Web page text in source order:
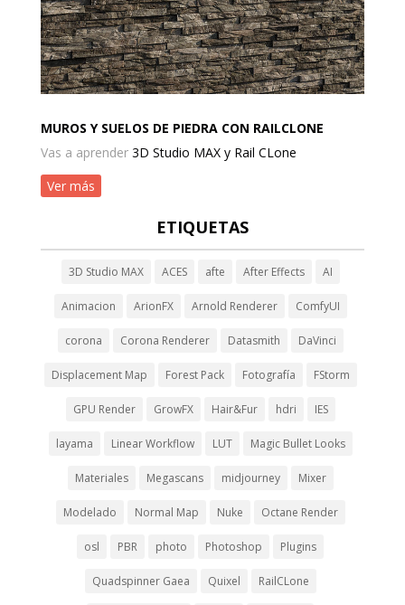
MUROS Y SUELOS DE PIEDRA CON RAILCLONE
Vas a aprender 3D Studio MAX y Rail CLone
Ver más
ETIQUETAS
3D Studio MAX ACES afte After Effects AI
Animacion ArionFX Arnold Renderer ComfyUI
corona Corona Renderer Datasmith DaVinci
Displacement Map Forest Pack Fotografía FStorm
GPU Render GrowFX Hair&Fur hdri IES
layama Linear Workflow LUT Magic Bullet Looks
Materiales Megascans midjourney Mixer
Modelado Normal Map Nuke Octane Render
osl PBR photo Photoshop Plugins
Quadspinner Gaea Quixel RailCLone